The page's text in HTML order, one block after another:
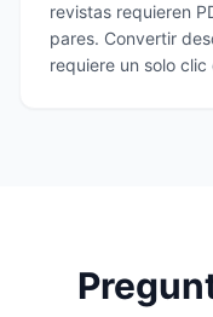
revistas requieren
pares. Convertir
requiere un solo